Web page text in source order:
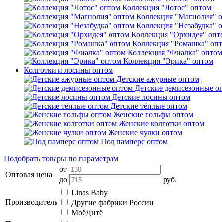
Коллекция "Лотос" оптом
Коллекция "Магнолия"
Коллекция "Незабудка"
Коллекция "Орхидея"
Коллекция "Ромашка"
Коллекция "Фиалка" оптом
Коллекция "Эрика" оптом
Колготки и лосины оптом
Детские ажурные оптом
Детские демисезонные
Детские лосины оптом
Детские тёплые оптом
Женские гольфы оптом
Женские колготки оптом
Женские чулки оптом
Под памперс оптом
Подобрать товары по параметрам
Оптовая цена
от
до
руб.
Производитель
Linas Baby
Другие фабрики России
МоёДитё